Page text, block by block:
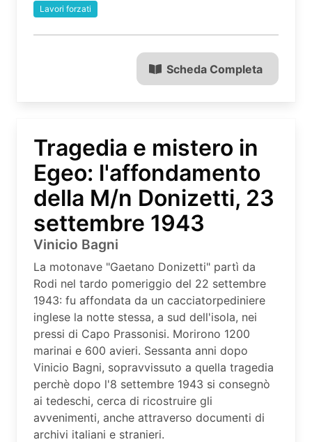
Lavori forzati
Scheda Completa
Tragedia e mistero in
Egeo: l'affondamento
della M/n Donizetti, 23
settembre 1943
Vinicio Bagni
La motonave "Gaetano Donizetti" partì da
Rodi nel tardo pomeriggio del 22 settembre
1943: fu affondata da un cacciatorpediniere
inglese la notte stessa, a sud dell'isola, nei
pressi di Capo Prassonisi. Morirono 1200
marinai e 600 avieri. Sessanta anni dopo
Vinicio Bagni, sopravvissuto a quella tragedia
perchè dopo l'8 settembre 1943 si consegnò
ai tedeschi, cerca di ricostruire gli
avvenimenti, anche attraverso documenti di
archivi italiani e stranieri.